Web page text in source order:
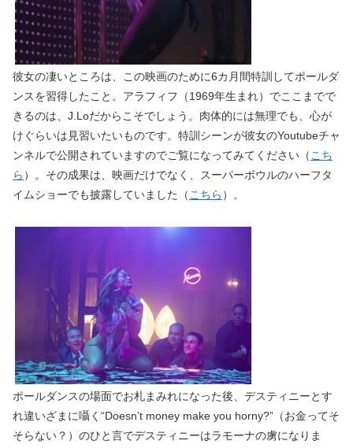
彼女の凄いところは、この映画のために6カ月間特訓してポールダ
ンスを習得したこと。アラフィフ（1969年生まれ）でここまでで
きるのは、J.Loだからこそでしょう。肉体的には無理でも、心が
けぐらいは見習いたいものです。特訓シーンが彼女のYoutubeチャ
ンネルで公開されていますのでご覧になってみてください（ こち
ら ）。その成果は、映画だけでなく、スーパーボウルのハーフタ
イムショーでも披露していました（ こちら ）。
ポールダンスの場面でお札まみれになった後、デスティニーとす
れ違いざまに囁く“Doesn’t money make you horny?”（お金ってそ
そらない？）のひと言でデスティニーはラモーナの虜になりま